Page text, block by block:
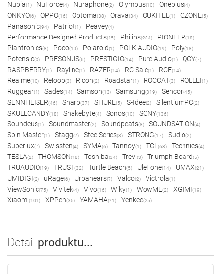
Nubia(1) NuForce(4) Nuraphone(2) Olympus(10) Oneplus(4)
ONKYO(6) OPPO(16) Optoma(38) Orava(34) OUKITEL (1) OZONE(5)
Panasonic(94) Patriot(1) Peavey(4)
Performance Designed Products(15) Philips(284) PIONEER(18)
Plantronics(8) Poco(10) Polaroid(1) POLK AUDIO(19) Poly(18)
Potensic(3) PRESONUS(6) PRESTIGIO(14) Pure Audio(1) QCY(7)
RASPBERRY(1) Rayline(1) RAZER(14) RC Sale(1) RCF(14)
Realme(10) Reloop(3) Ricoh(2) Roadstar(1) ROCCAT(3) ROLLEI(1)
Ruggear(1) Sades(14) Samson(13) Samsung(319) Sencor(45)
SENNHEISER(46) Sharp(37) SHURE(5) S-Idee(2) SilentiumPC(2)
SKULLCANDY(18) Snakebyte(4) Sonos(10) SONY(136)
Soundeus(1) Soundmaster(2) Soundpeats(8) SOUNDSATION(4)
Spin Master(1) Stagg(2) SteelSeries(8) STRONG(17) Sudio(2)
Superlux(7) Swissten(4) SYMA(6) Tannoy(1) TCL (68) Technics(4)
TESLA(2) THOMSON(18) Toshiba(34) Trevi(3) Triumph Board(5)
TRUAUDIO(19) TRUST(32) Turtle Beach(5) UleFone(14) UMAX(21)
UMIDIGI(2) uRage(6) Urbanears(7) Valco(2) Victrola(1)
ViewSonic(75) Vivitek(4) Vivo(16) Wiky(1) WowME(2) XGIMI(19)
Xiaomi(101) XPPen(35) YAMAHA(21) Yenkee(25)
Detail produktu...